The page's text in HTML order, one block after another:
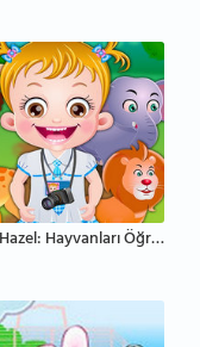
Bebek Hazel: Hayvanları Öğren